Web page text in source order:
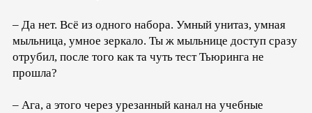
– Да нет. Всё из одного набора. Умный унитаз, умная
мыльница, умное зеркало. Ты ж мыльнице доступ сразу
отрубил, после того как та чуть тест Тьюринга не
прошла?
– Ага, а этого через урезанный канал на учебные